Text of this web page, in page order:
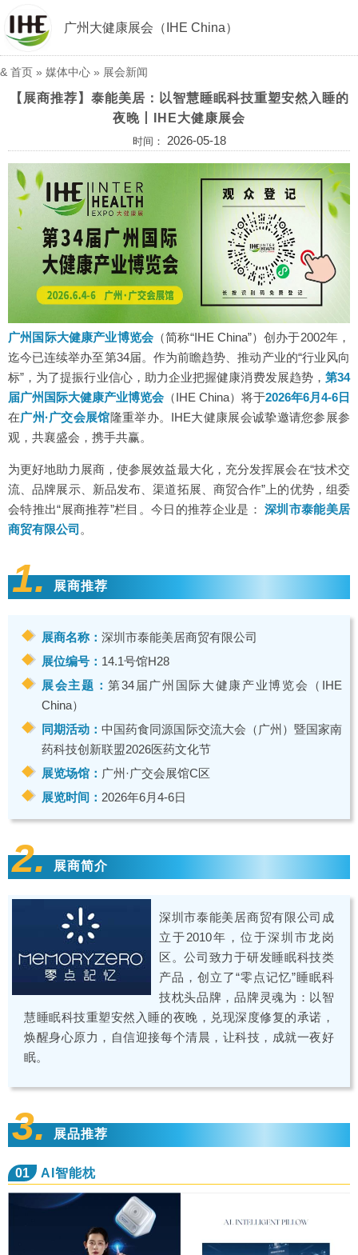
广州大健康展会（IHE China）
& 首页 » 媒体中心 » 展会新闻
【展商推荐】泰能美居：以智慧睡眠科技重塑安然入睡的
夜晚丨IHE大健康展会
时间： 2026-05-18
广州国际大健康产业博览会 （简称“IHE China”）创办于2002年，
迄今已连续举办至第34届。作为前瞻趋势、推动产业的“行业风向
标”，为了提振行业信心，助力企业把握健康消费发展趋势， 第34
届广州国际大健康产业博览会 （IHE China） 将于2026年6月4-6日
在广州·广交会展馆隆重举办。IHE大健康展会诚挚邀请您参展参
观，共襄盛会，携手共赢。
为更好地助力展商，使参展效益最大化，充分发挥展会在“技术交
流、品牌展示、新品发布、渠道拓展、商贸合作”上的优势，组委
会特推出“展商推荐”栏目。今日的推荐企业是：深圳市泰能美居
商贸有限公司 。
1. 展商推荐
展商名称： 深圳市泰能美居商贸有限公司
展位编号： 14.1号馆H28
展会主题：第34届广州国际大健康产业博览会（IHE
China）
同期活动：中国药食同源国际交流大会（广州）暨国家南
药科技创新联盟2026医药文化节
展览场馆： 广州·广交会展馆C区
展览时间： 2026年6月4-6日
2. 展商简介
深圳市泰能美居商贸有限公司成
立于2010年，位于深圳市龙岗
区。公司致力于研发睡眠科技类
产品，创立了“零点记忆”睡眠科
技枕头品牌，品牌灵魂为：以智
慧睡眠科技重塑安然入睡的夜晚，兑现深度修复的承诺，
焕醒身心原力，自信迎接每个清晨，让科技，成就一夜好
眠。
3. 展品推荐
01 AI智能枕